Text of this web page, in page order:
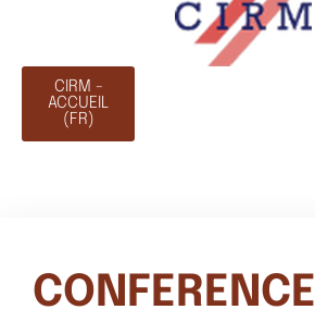
CIRM -
ACCUEIL
(FR)
CONFERENCE